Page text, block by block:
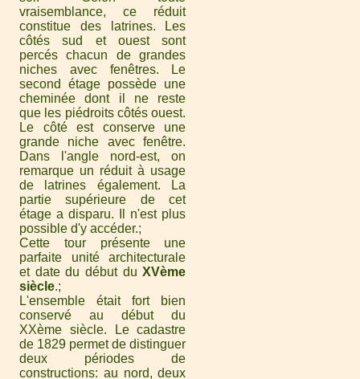
vraisemblance, ce réduit
constitue des latrines. Les
côtés sud et ouest sont
percés chacun de grandes
niches avec fenêtres. Le
second étage possède une
cheminée dont il ne reste
que les piédroits côtés ouest.
Le côté est conserve une
grande niche avec fenêtre.
Dans l'angle nord-est, on
remarque un réduit à usage
de latrines également. La
partie supérieure de cet
étage a disparu. Il n'est plus
possible d'y accéder.
Cette tour présente une
parfaite unité architecturale
et date du début duXVème
siècle.
L'ensemble était fort bien
conservé au début du
XXème siècle. Le cadastre
de 1829 permet de distinguer
deux périodes de
constructions: au nord, deux